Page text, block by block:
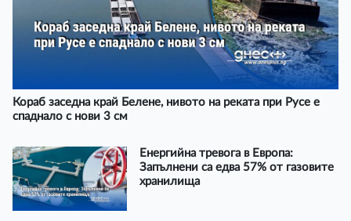
Кораб заседна край Белене, нивото на реката при Русе е
спаднало с нови 3 см
Енергийна тревога в Европа:
Запълнени са едва 57% от газовите
хранилища